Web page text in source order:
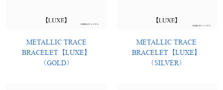
METALLIC TRACE
BRACELET【LUXE】
（GOLD）
METALLIC TRACE
BRACELET【LUXE】
（SILVER）